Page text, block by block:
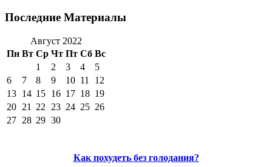
Последние Материалы
Август 2022
Пн Вт Ср Чт Пт Сб Вс
1
2 3 4
5
6
7 8 9 10 11
12
13 14 15 16 17 18 19
20 21 22 23 24 25 26
27 28 29 30
Как похудеть без голодания?